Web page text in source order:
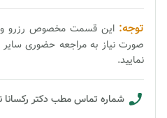
توجه: این قسمت مخصوص رزرو
صورت نیاز به مراجعه حضوری
نمایید.
شماره تماس مطبدکتر